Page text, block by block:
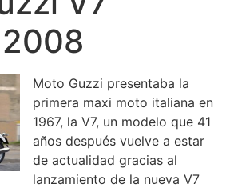
Moto Guzzi presentaba la
primera maxi moto italiana en
1967, la V7, un modelo que 41
años después vuelve a estar
de actualidad gracias al
lanzamiento de la nueva V7